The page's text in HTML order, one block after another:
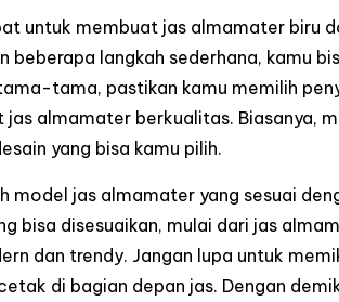
untuk membuat jas almamater biru
beberapa langkah sederhana, kamu
tama, pastikan kamu memilih
almamater berkualitas. Biasanya,
yang bisa kamu pilih.
model jas almamater yang sesuai
bisa disesuaikan, mulai dari jas
dan trendy. Jangan lupa untuk
di bagian depan jas. Dengan